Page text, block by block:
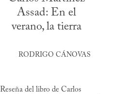
Assad: En el
verano, la tierra
RODRIGO CÁNOVAS
Reseña del libro de Carlos